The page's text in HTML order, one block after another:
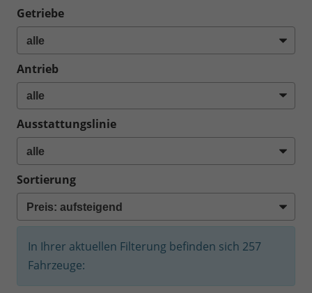
Getriebe
Antrieb
Ausstattungslinie
Sortierung
In Ihrer aktuellen Filterung befinden sich 257
Fahrzeuge: